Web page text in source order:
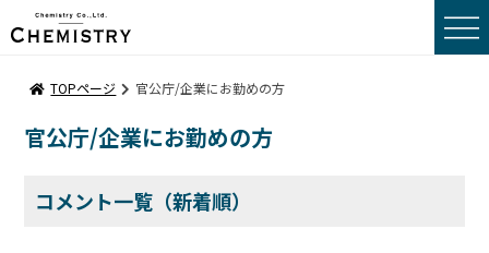
トップページ
転職事例コメント
転職をお考えの方へ
TOPページ 官公庁/企業にお勤めの方
官公庁/企業にお勤めの方
コメント一覧（新着順）